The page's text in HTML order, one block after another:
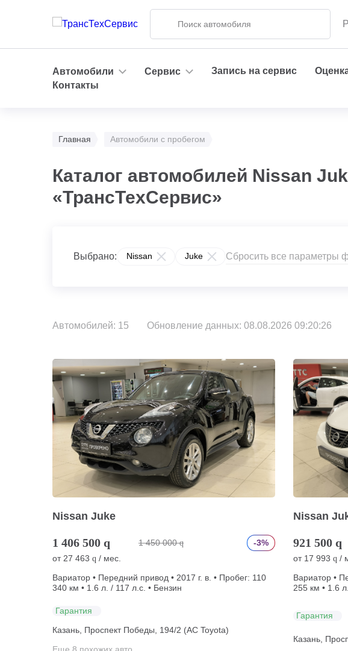
Автомобили Сервис Запись на сервис
Контакты
Главная Автомобили с пробегом
Каталог автомобилей Nissan
«ТрансТехСервис»
Выбрано: Nissan Juke Сбросить все параметры
Автомобилей: 15 Обновление данных: 08.08.2026 09:20:26
Nissan Juke
1 406 500 q 1 450 000 q
-3%
от 27 463 q / мес.
Вариатор • Передний привод • 2017 г. в. • Пробег: 110
340 км • 1.6 л. / 117 л.с. • Бензин
Гарантия
Казань, Проспект Победы, 194/2 (АС Toyota)
Nissan
921 500 q
от 17 993 q /
Вариатор •
255 км • 1.6
Гарантия
Казань,